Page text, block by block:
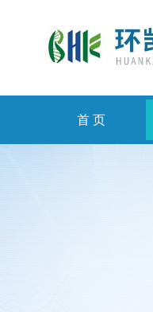
首 页